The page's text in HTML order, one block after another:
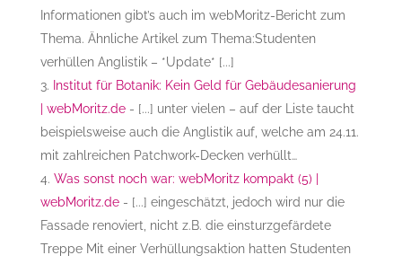
Informationen gibt’s auch im webMoritz-Bericht zum
Thema. Ähnliche Artikel zum Thema:Studenten
verhüllen Anglistik – *Update* [...]
Institut für Botanik: Kein Geld für Gebäudesanierung
| webMoritz.de- [...] unter vielen – auf der Liste taucht
beispielsweise auch die Anglistik auf, welche am 24.11.
mit zahlreichen Patchwork-Decken verhüllt…
Was sonst noch war: webMoritz kompakt (5) |
webMoritz.de- [...] eingeschätzt, jedoch wird nur die
Fassade renoviert, nicht z.B. die einsturzgefärdete
Treppe Mit einer Verhüllungsaktion hatten Studenten